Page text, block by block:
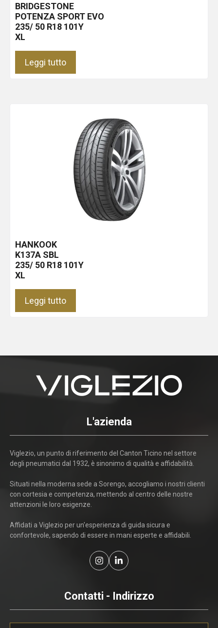
BRIDGESTONE
POTENZA SPORT EVO
235/ 50 R18 101Y
XL
Leggi tutto
HANKOOK
K137A SBL
235/ 50 R18 101Y
XL
Leggi tutto
L'azienda
Viglezio, un punto di riferimento del Canton Ticino nel settore
degli pneumatici dal 1932, è sinonimo di qualità e affidabilità.
Situati nella moderna sede a Sorengo, accogliamo i nostri clienti
con cortesia e competenza, mettendo al centro delle nostre
attenzioni le loro esigenze.
Affidati a Viglezio per un'esperienza di guida sicura e
confortevole, sapendo di essere in mani esperte e affidabili.
Contatti - Indirizzo